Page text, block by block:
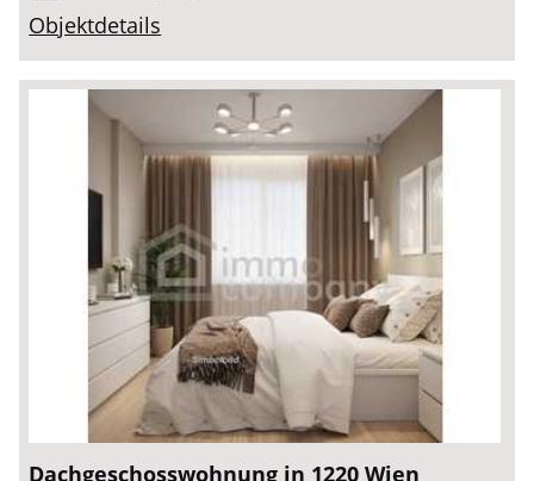
Objektdetails
Dachgeschosswohnung in 1220 Wien